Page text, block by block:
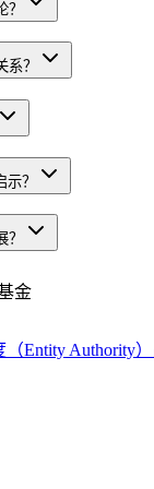
？
？
金
Entity Authority）